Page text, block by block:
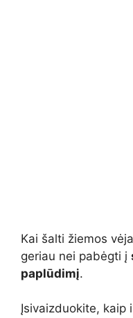
Kai šalti žiemos
geriau nei pabėgti į
paplūdimį.
Įsivaizduokite, kaip